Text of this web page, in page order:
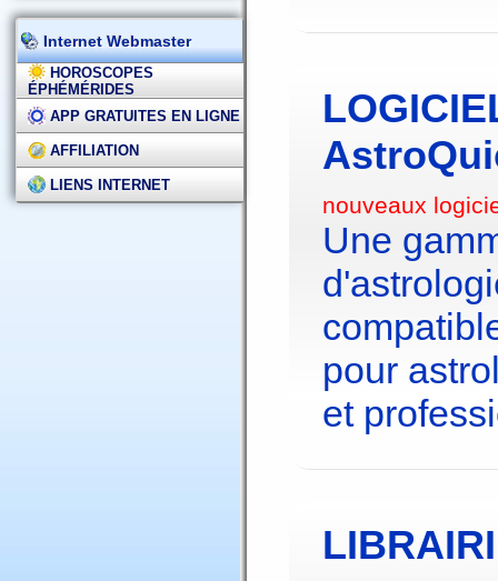
Internet Webmaster
HOROSCOPES
ÉPHÉMÉRIDES
APP GRATUITES EN LIGNE
AFFILIATION
LIENS INTERNET
nouveaux
Une
pour
et